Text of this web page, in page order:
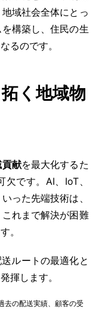
域社会全体にとっ
構築し、住民の生
るのです。
く地域物
献を最大化するた
です。AI、IoT、
った先端技術は、
れまで解決が困難
。
ルートの最適化と
揮します。
去の配送実績、顧客の受